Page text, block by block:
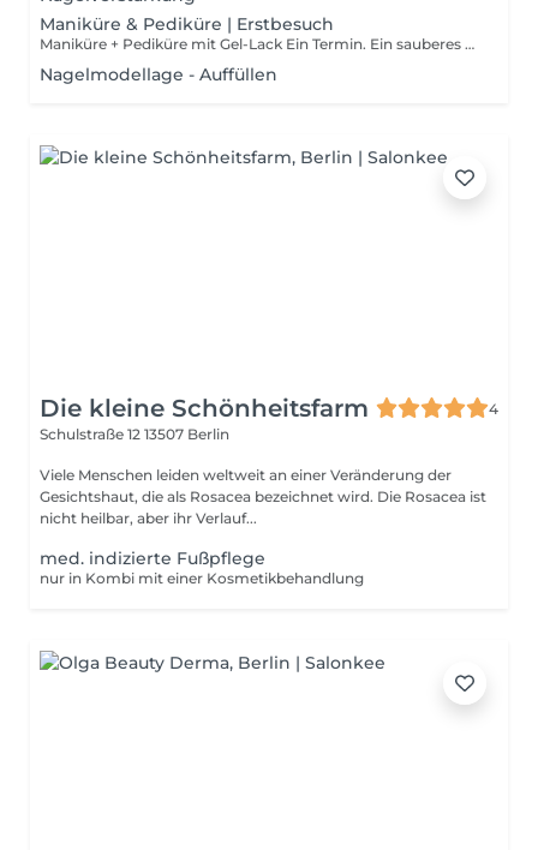
Maniküre & Pediküre | Erstbesuch
Maniküre + Pediküre mit Gel-Lack Ein Termin. Ein sauberes Ergebnis. Gepflegte Hände und Füße auf Premium-Niveau
Nagelmodellage - Auffüllen
Die kleine Schönheitsfarm
4
Schulstraße 12 13507 Berlin
Viele Menschen leiden weltweit an einer Veränderung der
Gesichtshaut, die als Rosacea bezeichnet wird. Die Rosacea ist
nicht heilbar, aber ihr Verlauf...
med. indizierte Fußpflege
nur in Kombi mit einer Kosmetikbehandlung